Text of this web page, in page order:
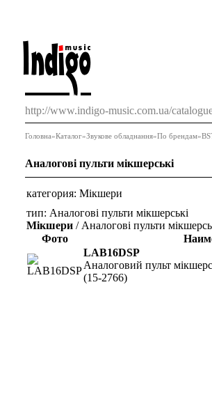
http://www.indigo-music.com.ua/
Головна»Каталог»Звукове обладнання»По брендам»
Аналогові пульти мікшерські
категория: Мікшери
тип: Аналогові пульти мікшерські
Мікшери / Аналогові пульти
Фото
LAB16DSP
Аналоговий пульт
(15-2766)